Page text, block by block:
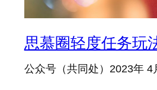
思慕圈轻度任务玩
公众号（共同处） 2023年 4